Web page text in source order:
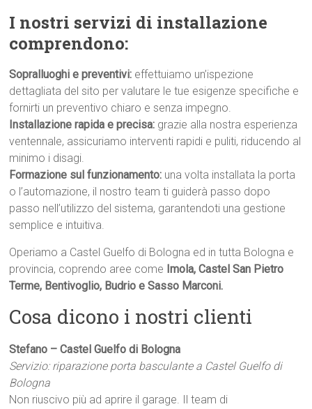
I nostri servizi di installazione
comprendono:
Sopralluoghi e preventivi: effettuiamo un’ispezione
dettagliata del sito per valutare le tue esigenze specifiche e
fornirti un preventivo chiaro e senza impegno.
Installazione rapida e precisa: grazie alla nostra esperienza
ventennale, assicuriamo interventi rapidi e puliti, riducendo al
minimo i disagi.
Formazione sul funzionamento: una volta installata la porta
o l’automazione, il nostro team ti guiderà passo dopo
passo nell’utilizzo del sistema, garantendoti una gestione
semplice e intuitiva.
Operiamo a Castel Guelfo di Bologna ed in tutta Bologna e
provincia, coprendo aree come Imola, Castel San Pietro
Terme, Bentivoglio, Budrio e Sasso Marconi.
Cosa dicono i nostri clienti
Stefano – Castel Guelfo di Bologna
Servizio: riparazione porta basculante a Castel Guelfo di
Bologna
Non riuscivo più ad aprire il garage. Il team di